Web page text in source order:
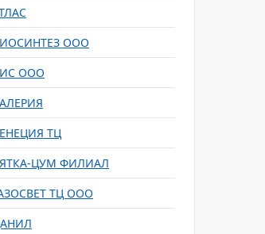
ООО
ООО
ТЦ
ЦУМ ФИЛИАЛ
ТЦ ООО